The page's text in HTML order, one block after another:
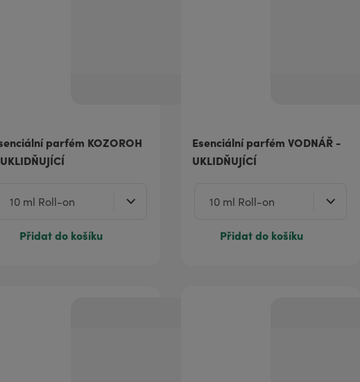
parfém KOZOROH
Přidat do košíku
Esenciální parfém VODNÁŘ -
UKLIDŇUJÍCÍ
Přidat do košíku